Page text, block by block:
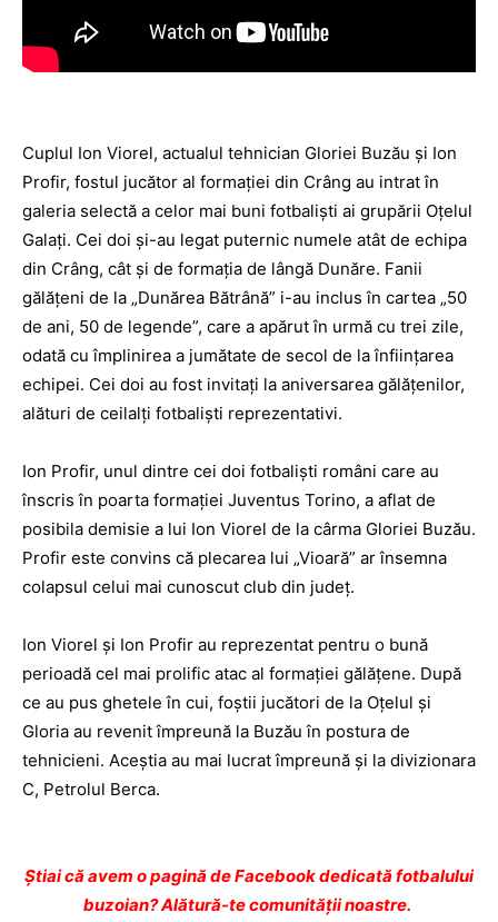
Cuplul Ion Viorel, actualul tehnician Gloriei Buzău şi Ion
Profir, fostul jucător al formaţiei din Crâng au intrat în
galeria selectă a celor mai buni fotbalişti ai grupării Oţelul
Galaţi. Cei doi şi-au legat puternic numele atât de echipa
din Crâng, cât şi de formaţia de lângă Dunăre. Fanii
gălăţeni de la „Dunărea Bătrână” i-au inclus în cartea „50
de ani, 50 de legende”, care a apărut în urmă cu trei zile,
odată cu împlinirea a jumătate de secol de la înfiinţarea
echipei. Cei doi au fost invitaţi la aniversarea gălăţenilor,
alături de ceilalţi fotbalişti reprezentativi.
Ion Profir, unul dintre cei doi fotbalişti români care au
înscris în poarta formaţiei Juventus Torino, a aflat de
posibila demisie a lui Ion Viorel de la cârma Gloriei Buzău.
Profir este convins că plecarea lui „Vioară” ar însemna
colapsul celui mai cunoscut club din judeţ.
Ion Viorel şi Ion Profir au reprezentat pentru o bună
perioadă cel mai prolific atac al formaţiei gălăţene. După
ce au pus ghetele în cui, foştii jucători de la Oţelul şi
Gloria au revenit împreună la Buzău în postura de
tehnicieni. Aceştia au mai lucrat împreună şi la divizionara
C, Petrolul Berca.
Ştiai că avem o pagină de Facebook dedicată fotbalului
buzoian? Alătură-te comunității noastre.